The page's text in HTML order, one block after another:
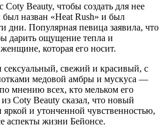
Coty Beauty, чтобы создать для нее
назван «Heat Rush» и был
дни. Популярная певица заявила, что
дарить ощущение тепла и
которая его носит.
свежий и красивый, с
медовой амбры и мускуса —
мнению всех, кто мельком его
Coty Beauty сказал, что новый
и утонченной чувственностью,
аспекты жизни Бейонсе.